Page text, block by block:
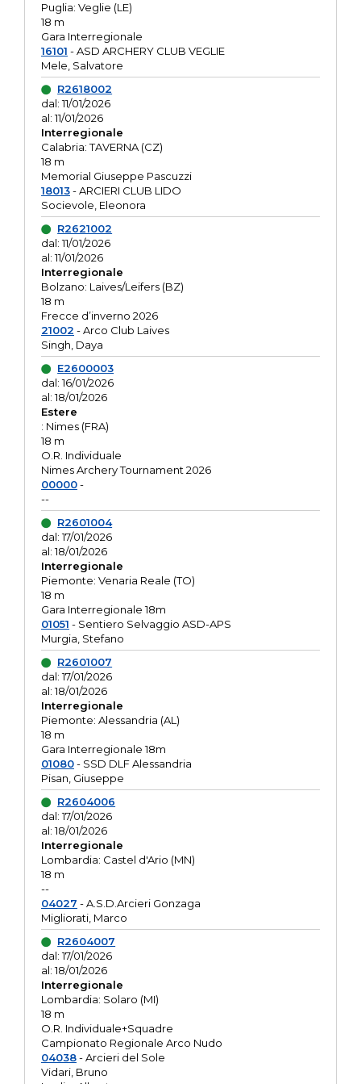
Puglia: Veglie (LE)
18 m
Gara Interregionale
16101 - ASD ARCHERY CLUB VEGLIE
Mele, Salvatore
R2618002
dal: 11/01/2026
al: 11/01/2026
Interregionale
Calabria: TAVERNA (CZ)
18 m
Memorial Giuseppe Pascuzzi
18013- ARCIERI CLUB LIDO
Socievole, Eleonora
R2621002
dal: 11/01/2026
al: 11/01/2026
Interregionale
Bolzano: Laives/Leifers (BZ)
18 m
Frecce d’inverno 2026
21002 - Arco Club Laives
Singh, Daya
E2600003
dal: 16/01/2026
al: 18/01/2026
Estere
: Nimes (FRA)
18 m
O.R. Individuale
Nimes Archery Tournament 2026
00000-
--
R2601004
dal: 17/01/2026
al: 18/01/2026
Interregionale
Piemonte: Venaria Reale (TO)
18 m
Gara Interregionale 18m
01051 - Sentiero Selvaggio ASD-APS
Murgia, Stefano
R2601007
dal: 17/01/2026
al: 18/01/2026
Interregionale
Piemonte: Alessandria (AL)
18 m
Gara Interregionale 18m
01080- SSD DLF Alessandria
Pisan, Giuseppe
R2604006
dal: 17/01/2026
al: 18/01/2026
Interregionale
Lombardia: Castel d'Ario (MN)
18 m
--
04027 - A.S.D.Arcieri Gonzaga
Migliorati, Marco
R2604007
dal: 17/01/2026
al: 18/01/2026
Interregionale
Lombardia: Solaro (MI)
18 m
O.R. Individuale+Squadre
Campionato Regionale Arco Nudo
04038- Arcieri del Sole
Vidari, Bruno